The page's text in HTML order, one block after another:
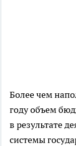
Более чем
году объем
в результате
системы